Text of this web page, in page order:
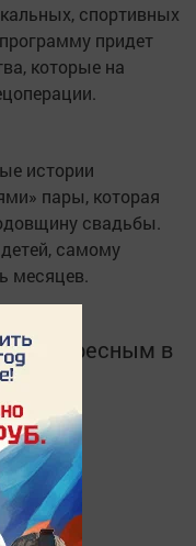
спортивных
придет
которые на
истории
пары, которая
свадьбы.
самому
месяцев.
интересным в
в
MАХ: